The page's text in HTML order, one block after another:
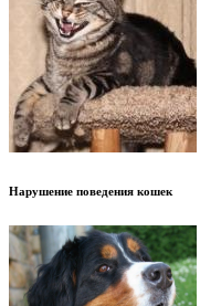
Нарушение поведения кошек